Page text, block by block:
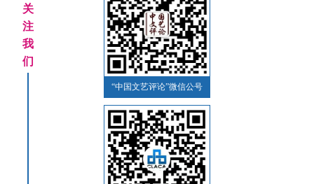
关
注
我
们
“中国文艺评论”微信公号